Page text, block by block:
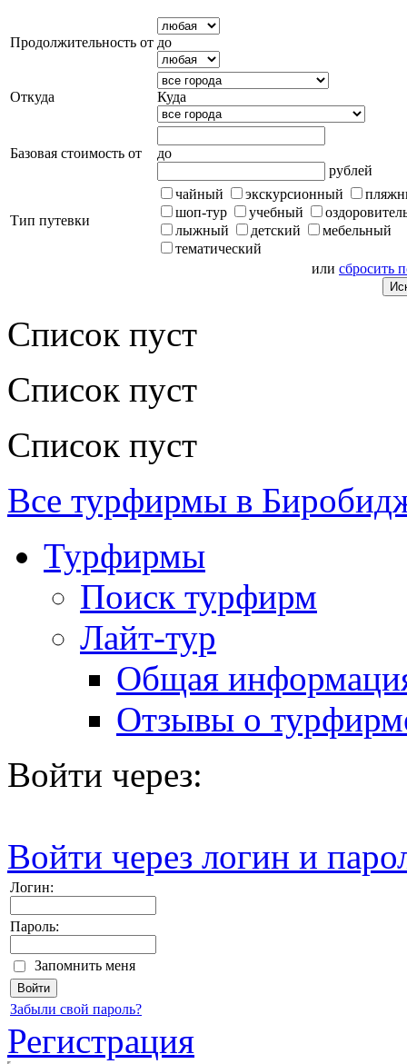
Продолжительность от до
Откуда Куда
Базовая стоимость от
до
рублей
Тип путевки
чайный экскурсионный
шоп-тур
учебный
лыжный
детский
мебельный
тематический
или сбросить
Список пуст
Список пуст
Список пуст
Все турфирмы в
Турфирмы
Поиск турфирм
Лайт-тур
Общая
Отзывы о
Войти через:
Войти через логин и
Логин:
Пароль:
Запомнить меня
Забыли свой пароль?
Регистрация